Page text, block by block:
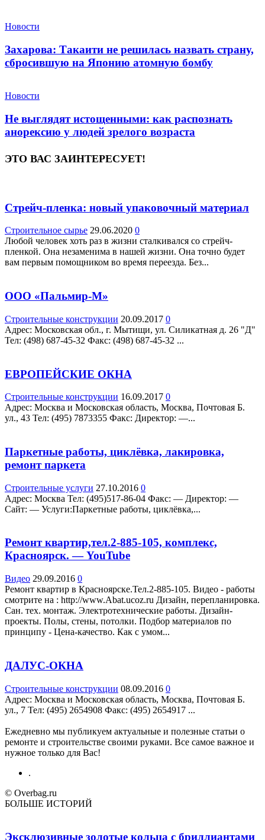
Новости
Захарова: Такаити не решилась назвать страну,
сбросившую на Японию атомную бомбу
Новости
Не выглядят истощенными: как распознать
анорексию у людей зрелого возраста
ЭТО ВАС ЗАИНТЕРЕСУЕТ!
Стрейч-пленка: новый упаковочный материал
Строительное сырье 29.06.2020 0
Любой человек хоть раз в жизни сталкивался со стрейч-
пленкой. Она незаменима в нашей жизни. Она точно будет
вам первым помощником во время переезда. Без...
ООО «Пальмир-М»
Строительные конструкции 20.09.2017 0
Адрес: Московская обл., г. Мытищи, ул. Силикатная д. 26 "Д"
Teл: (498) 687-45-32 Факс: (498) 687-45-32 ...
ЕВРОПЕЙСКИЕ ОКНА
Строительные конструкции 16.09.2017 0
Адрес: Москва и Московская область, Москва, Почтовая Б.
ул., 43 Teл: (495) 7873355 Факс: Директор: —...
Паркетные работы, циклёвка, лакировка,
ремонт паркета
Строительные услуги 27.10.2016 0
Адрес: Москва Teл: (495)517-86-04 Факс: — Директор: —
Сайт: — Услуги:Паркетные работы, циклёвка,...
Ремонт квартир,тел.2-885-105, комплекс,
Красноярск. — YouTube
Видео 29.09.2016 0
Ремонт квартир в Красноярске.Тел.2-885-105. Видео - работы
смотрите на : http://www.Abat.ucoz.ru Дизайн, перепланировка.
Сан. тех. монтаж. Электротехнические работы. Дизайн-
проекты. Полы, стены, потолки. Подбор материалов по
принципу - Цена-качество. Как с умом...
ДАЛУС-ОКНА
Строительные конструкции 08.09.2016 0
Адрес: Москва и Московская область, Москва, Почтовая Б.
ул., 7 Teл: (495) 2654908 Факс: (495) 2654917 ...
Ежедневно мы публикуем актуальные и полезные статьи о
ремонте и строительстве своими руками. Все самое важное и
нужное только для Вас!
.
© Overbag.ru
БОЛЬШЕ ИСТОРИЙ
Эксклюзивные золотые кольца с бриллиантами